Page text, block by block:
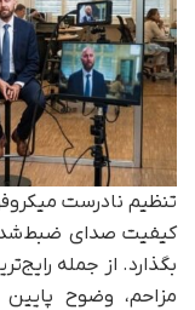
تنظیم نادرست
کیفیت صدای ضبط‌شده
بگذارد. از جمله
مزاحم، وضوح